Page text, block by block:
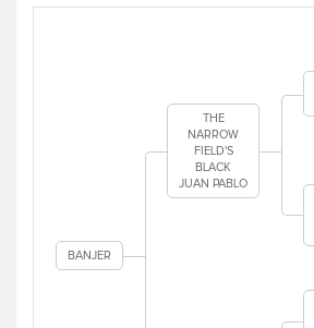
BANJER
THE
NARROW
FIELD'S
BLACK
JUAN PABLO